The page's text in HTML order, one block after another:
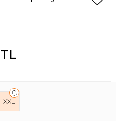
TL
XXL